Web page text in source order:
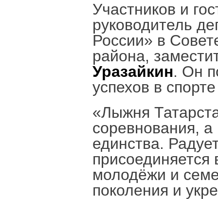
Участников и
руководитель
России» в
района,
Уразайкин. Он
успехов в
«Лыжня
соревнования,
единства.
молодёжи и
поколения и